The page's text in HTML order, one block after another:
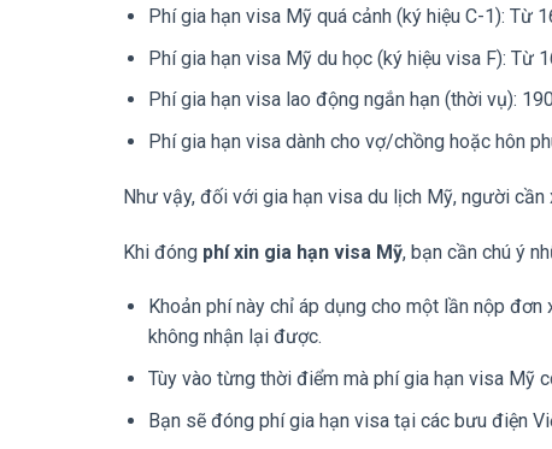
Phí gia hạn visa Mỹ quá cảnh (ký hiệu C-1): Từ
Phí gia hạn visa Mỹ du học (ký hiệu visa F): Từ
Phí gia hạn visa lao động ngắn hạn (thời vụ):
Phí gia hạn visa dành cho vợ/chồng hoặc hôn
Như vậy, đối với gia hạn visa du lịch Mỹ, người
Khi đóng phí xin gia hạn visa Mỹ, bạn cần chú ý
Khoản phí này chỉ áp dụng cho một lần nộp
không nhận lại được.
Tùy vào từng thời điểm mà phí gia hạn visa Mỹ
Bạn sẽ đóng phí gia hạn visa tại các bưu điện